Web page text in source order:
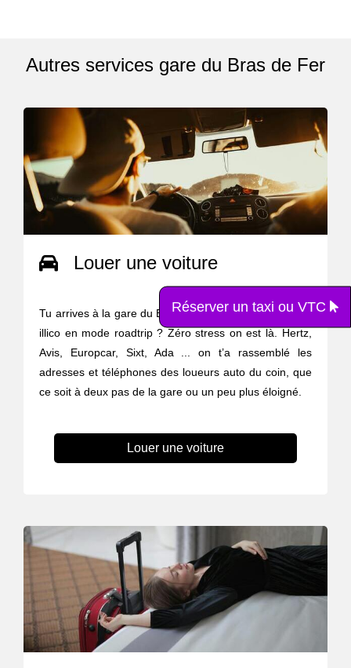
Autres services gare du Bras de Fer
Louer une voiture
Tu arrives à la gare du Bras de Fer mais tu veux partir
illico en mode roadtrip ? Zéro stress on est là. Hertz,
Avis, Europcar, Sixt, Ada ... on t’a rassemblé les
adresses et téléphones des loueurs auto du coin, que
ce soit à deux pas de la gare ou un peu plus éloigné.
Louer une voiture
Réserver un taxi ou VTC